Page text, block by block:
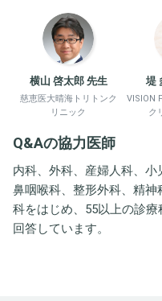
横山 啓太郎 先生
慈恵医大晴海トリトンク
リニック
堤
VISION
ク
Q&Aの協力医師
内科、外科、産婦人科、
鼻咽喉科、整形外科、精
科をはじめ、55以上の診
回答しています。